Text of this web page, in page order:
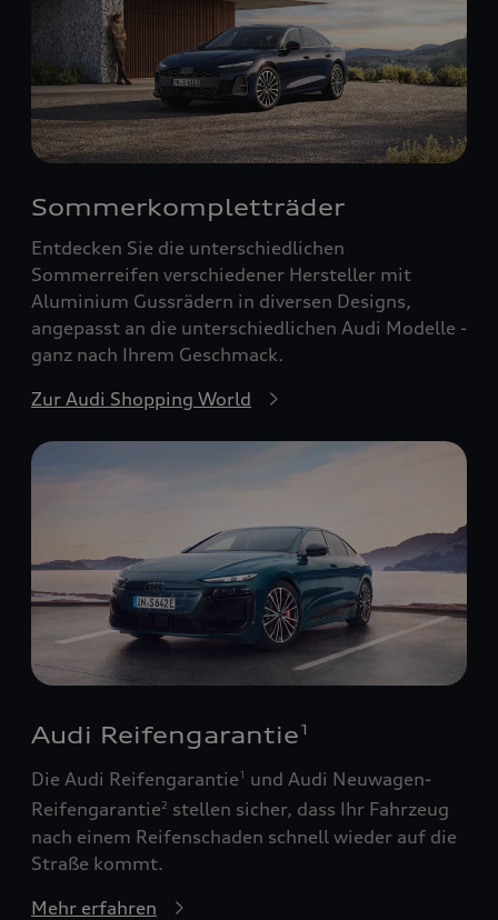
Sommerkompletträder
Entdecken Sie die unterschiedlichen
Sommerreifen verschiedener Hersteller mit
Aluminium Gussrädern in diversen Designs,
angepasst an die unterschiedlichen Audi Modelle -
ganz nach Ihrem Geschmack.
Zur Audi Shopping World
Audi Reifengarantie 1
Die Audi Reifengarantie1
und Audi Neuwagen-
Reifengarantie2 stellen sicher, dass Ihr Fahrzeug
nach einem Reifenschaden schnell wieder auf die
Straße kommt.
Mehr erfahren